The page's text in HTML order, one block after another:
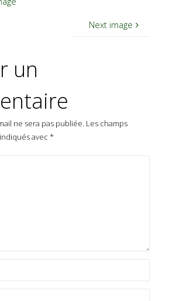
Next image
un
ne sera pas publiée. Les champs
avec *